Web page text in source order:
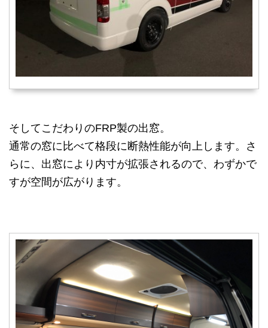
そしてこだわりのFRP製の出窓。
通常の窓に比べて格段に断熱性能が向上します。さ
らに、出窓により内寸が拡張されるので、わずかで
すが空間が広がります。